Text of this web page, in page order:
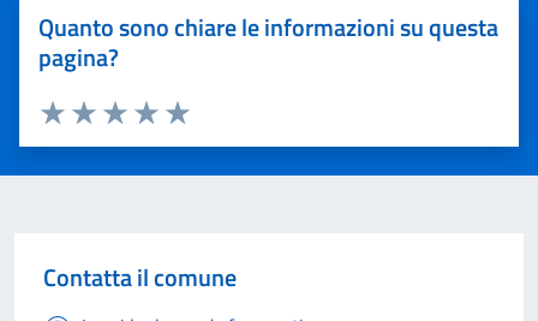
Quanto sono chiare le informazioni su questa
pagina?
Valuta 5 stelle su 5
Valuta 4 stelle su 5
Valuta 3 stelle su 5
Valuta 2 stelle su 5
Valuta 1 stelle su 5
Contatta il comune